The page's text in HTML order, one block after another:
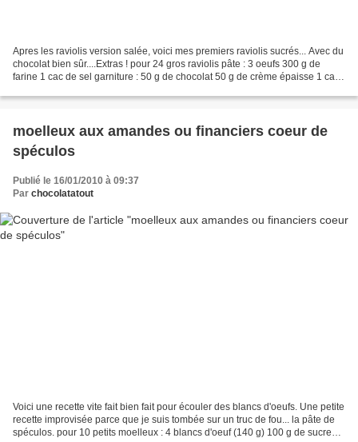
Apres les raviolis version salée, voici mes premiers raviolis sucrés... Avec du
chocolat bien sûr....Extras ! pour 24 gros raviolis pâte : 3 oeufs 300 g de
farine 1 cac de sel garniture : 50 g de chocolat 50 g de crème épaisse 1 cac
moelleux aux amandes ou financiers coeur de
spéculos
Publié le 16/01/2010 à 09:37
Par chocolatatout
Voici une recette vite fait bien fait pour écouler des blancs d'oeufs. Une petite
recette improvisée parce que je suis tombée sur un truc de fou... la pâte de
spéculos. pour 10 petits moelleux : 4 blancs d'oeuf (140 g) 100 g de sucre